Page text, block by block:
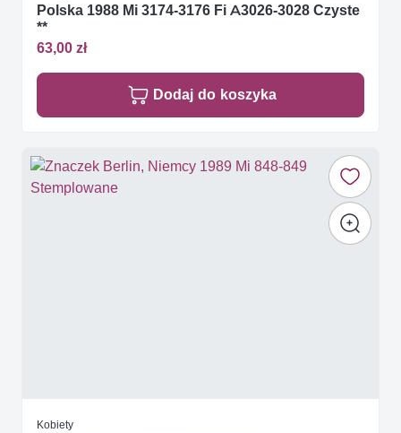
Polska 1988 Mi 3174-3176 Fi A3026-3028 Czyste
**
63,00 zł
Dodaj do koszyka
Kobiety